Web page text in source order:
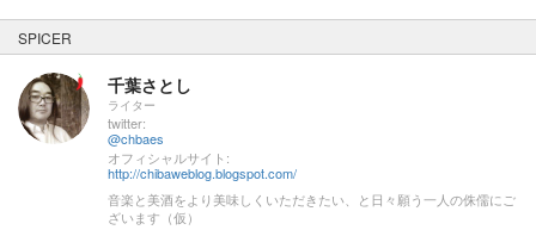
SPICER
千葉さとし
ライター
twitter:
@chbaes
オフィシャルサイト:
http://chibaweblog.blogspot.com/
音楽と美酒をより美味しくいただきたい、と日々願う一人の侏儒にご
ざいます（仮）